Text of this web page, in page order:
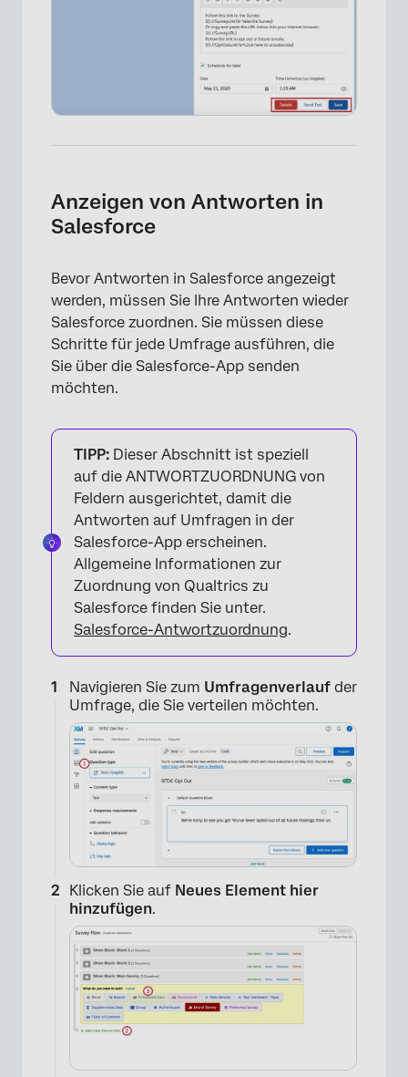
×
×
Anzeigen von Antworten in
Salesforce
Bevor Antworten in Salesforce angezeigt
werden, müssen Sie Ihre Antworten wieder
Salesforce zuordnen. Sie müssen diese
Schritte für jede Umfrage ausführen, die
Sie über die Salesforce-App senden
möchten.
TIPP: Dieser Abschnitt ist speziell
auf die ANTWORTZUORDNUNG von
Feldern ausgerichtet, damit die
Antworten auf Umfragen in der
Salesforce-App erscheinen.
Allgemeine Informationen zur
Zuordnung von Qualtrics zu
Salesforce finden Sie unter.
Salesforce-Antwortzuordnung.
Navigieren Sie zum Umfragenverlauf der
Umfrage, die Sie verteilen möchten.
Klicken Sie auf Neues Element hier
hinzufügen.